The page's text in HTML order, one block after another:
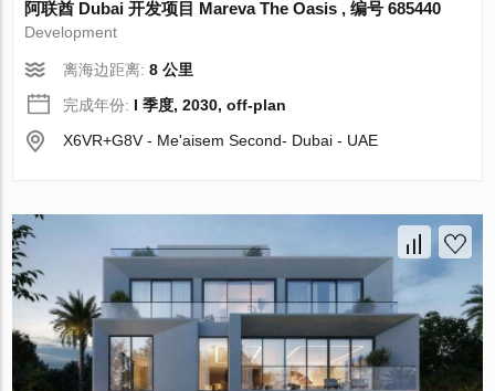
阿联酋 Dubai 开发项目 Mareva The Oasis , 编号 685440
Development
离海边距离:8 公里
完成年份: I 季度, 2030, off-plan
X6VR+G8V - Me'aisem Second- Dubai - UAE